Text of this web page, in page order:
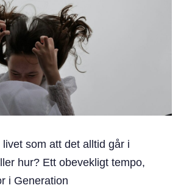
som att det alltid går i
hur? Ett obevekligt tempo,
i Generation